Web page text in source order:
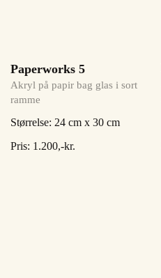
Paperworks 5
Akryl på papir bag glas i sort
ramme
Størrelse: 24 cm x 30 cm
Pris: 1.200,-kr.